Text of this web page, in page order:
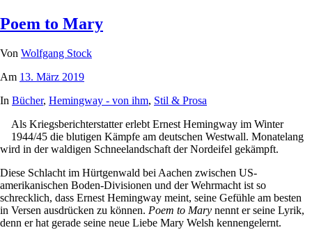
Poem to Mary
Von Wolfgang Stock
Am 13. März 2019
In Bücher, Hemingway - von ihm, Stil & Prosa
Als Kriegsberichterstatter erlebt Ernest Hemingway im Winter
1944/45 die blutigen Kämpfe am deutschen Westwall. Monatelang
wird in der waldigen Schneelandschaft der Nordeifel gekämpft.
Diese Schlacht im Hürtgenwald bei Aachen zwischen US-
amerikanischen Boden-Divisionen und der Wehrmacht ist so
schrecklich, dass Ernest Hemingway meint, seine Gefühle am besten
in Versen ausdrücken zu können. Poem to Mary nennt er seine Lyrik,
denn er hat gerade seine neue Liebe Mary Welsh kennengelernt.